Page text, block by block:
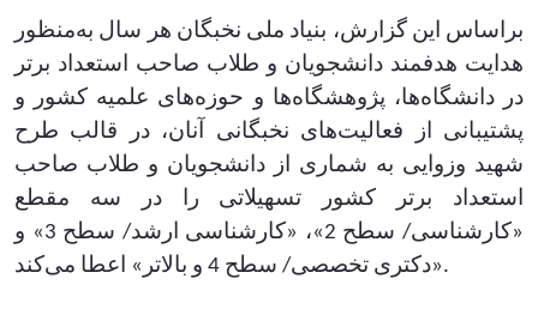
براساس این گزارش، بنیاد ملی نخبگان هر سال به‌منظور
هدایت هدفمند دانشجویان و طلاب صاحب استعداد برتر
در دانشگاه‌ها، پژوهشگاه‌ها و حوزه‌های علمیه ‌کشور و
پشتیبانی از فعالیت‌های نخبگانی آنان، در قالب طرح
شهید وزوایی به شماری از دانشجویان و طلاب صاحب
استعداد برتر کشور تسهیلاتی را در سه مقطع
«کارشناسی/ سطح 2»، «کارشناسی ارشد/ سطح 3» و
«دکتری تخصصی/ سطح 4 و بالاتر» اعطا می‌کند.